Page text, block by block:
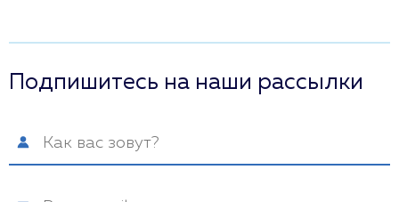
Подпишитесь на наши рассылки